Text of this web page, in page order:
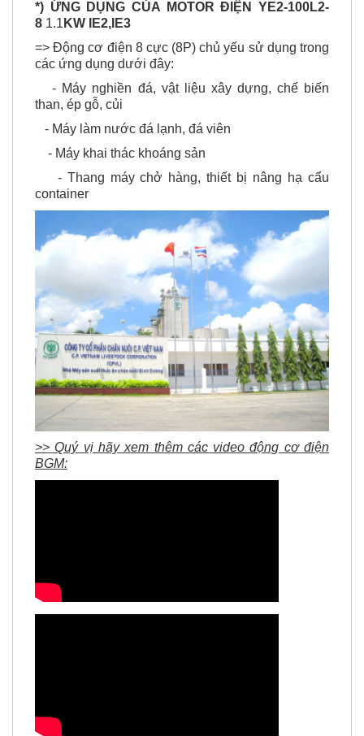
*) ỨNG DỤNG CỦA MOTOR ĐIỆN YE2-100L2-
8 1.1 KW IE2,IE3
=> Động cơ điện 8 cực (8P) chủ yếu sử dụng trong
các ứng dụng dưới đây:
- Máy nghiền đá, vật liệu xây dựng, chế biến
than, ép gỗ, củi
- Máy làm nước đá lạnh, đá viên
- Máy khai thác khoáng sản
- Thang máy chở hàng, thiết bị nâng hạ cẩu
container
>> Quý vị hãy xem thêm các video động cơ điện
BGM: